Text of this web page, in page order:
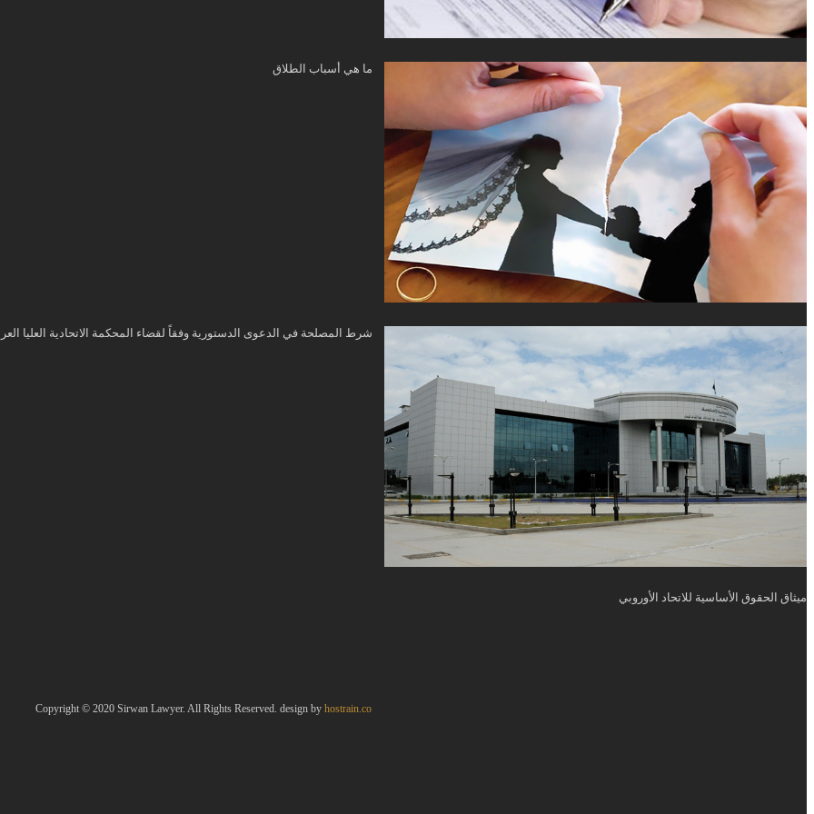
ما هي أسباب الطلاق
شرط المصلحة في الدعوى الدستورية وفقاً لقضاء المحكمة الاتحادية العليا
ميثاق الحقوق الأساسية للاتحاد الأوروبي
Copyright © 2020 Sirwan Lawyer. All Rights Reserved. design by hostrain.co